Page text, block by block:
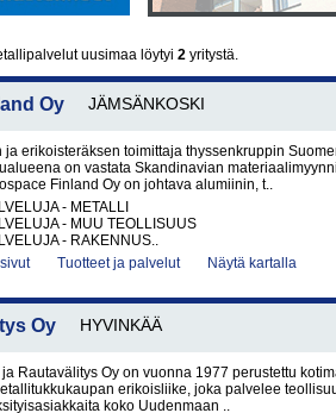
uusimaa löytyi 2 yritystä.
Oy JÄMSÄNKOSKI
ja erikoisteräksen toimittaja thyssenkruppin
on vastata Skandinavian
Finland Oy on johtava alumiinin, t..
- METALLI
- MUU TEOLLISUUS
- RAKENNUS..
Tuotteet ja palvelut Näytä kartalla
Oy HYVINKÄÄ
Rautavälitys Oy on vuonna 1977 perustettu
erikoisliike, joka palvelee
koko Uudenmaan ..